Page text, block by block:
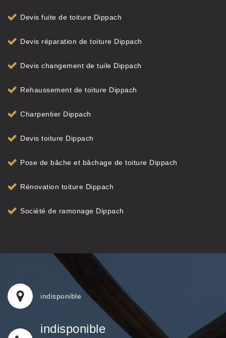
Devis fuite de toiture Dippach
Devis réparation de toiture Dippach
Devis changement de tuile Dippach
Rehaussement de toiture Dippach
Charpentier Dippach
Devis toiture Dippach
Pose de bâche et bâchage de toiture Dippach
Rénovation toiture Dippach
Société de ramonage Dippach
indisponible
indisponible